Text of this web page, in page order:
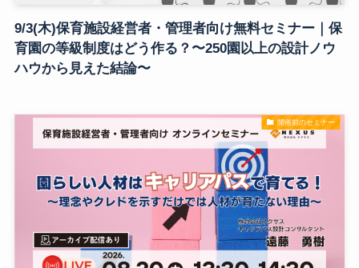
9/3(木)保育施設経営者・管理者向け無料セミナー｜保
育園の等級制度はどう作る？〜250園以上の設計ノウ
ハウから見えた結論〜
開催前のセミナー